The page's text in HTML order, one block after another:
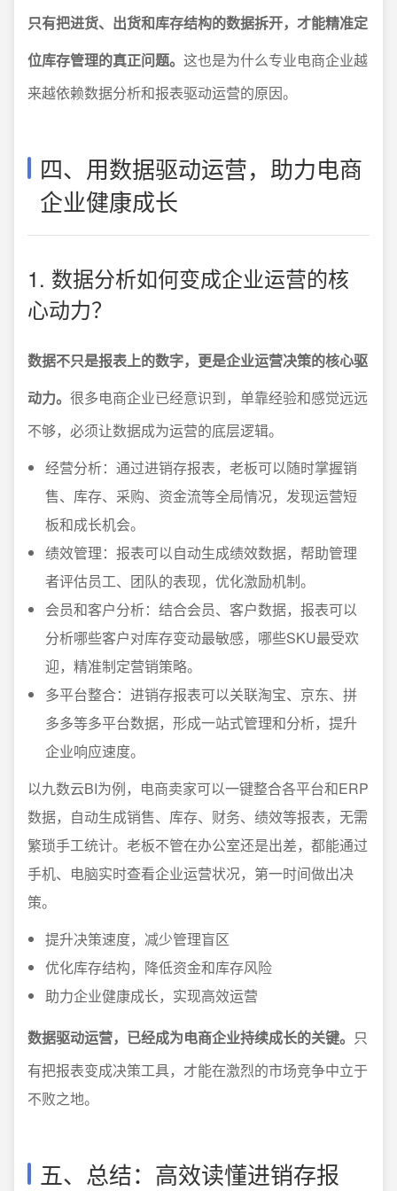
只有把进货、出货和库存结构的数据拆开，才能精准定
位库存管理的真正问题。 这也是为什么专业电商企业越
来越依赖数据分析和报表驱动运营的原因。
四、用数据驱动运营，助力电商
企业健康成长
1. 数据分析如何变成企业运营的核
心动力？
数据不只是报表上的数字，更是企业运营决策的核心驱
动力。 很多电商企业已经意识到，单靠经验和感觉远远
不够，必须让数据成为运营的底层逻辑。
经营分析：通过进销存报表，老板可以随时掌握销
售、库存、采购、资金流等全局情况，发现运营短
板和成长机会。
绩效管理：报表可以自动生成绩效数据，帮助管理
者评估员工、团队的表现，优化激励机制。
会员和客户分析：结合会员、客户数据，报表可以
分析哪些客户对库存变动最敏感，哪些SKU最受欢
迎，精准制定营销策略。
多平台整合：进销存报表可以关联淘宝、京东、拼
多多等多平台数据，形成一站式管理和分析，提升
企业响应速度。
以九数云BI为例，电商卖家可以一键整合各平台和ERP
数据，自动生成销售、库存、财务、绩效等报表，无需
繁琐手工统计。老板不管在办公室还是出差，都能通过
手机、电脑实时查看企业运营状况，第一时间做出决
策。
提升决策速度，减少管理盲区
优化库存结构，降低资金和库存风险
助力企业健康成长，实现高效运营
数据驱动运营，已经成为电商企业持续成长的关键。 只
有把报表变成决策工具，才能在激烈的市场竞争中立于
不败之地。
五、总结：高效读懂进销存报